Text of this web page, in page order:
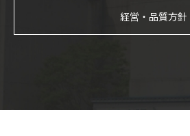
経営・品質方針